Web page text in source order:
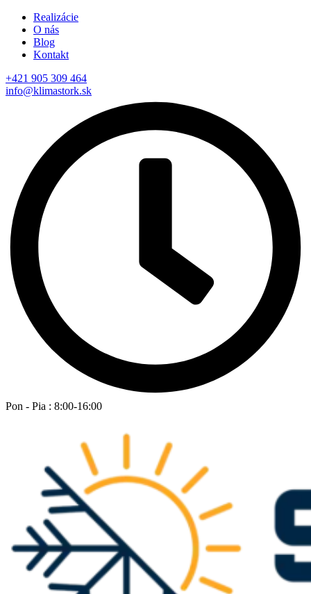
Realizácie
O nás
Blog
Kontakt
+421 905 309 464
info@klimastork.sk
Pon - Pia : 8:00-16:00